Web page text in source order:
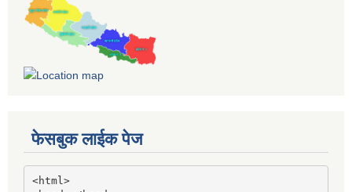
फेसबुक लाईक पेज
<html>